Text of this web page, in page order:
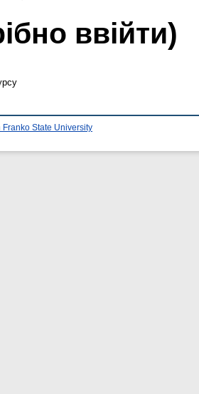
ввійти)
Franko State University